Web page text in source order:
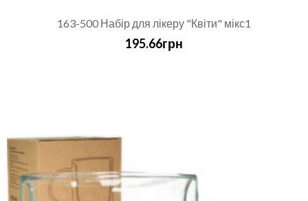
163-500 Набір для лікеру "Квіти" мікс1
195.66грн